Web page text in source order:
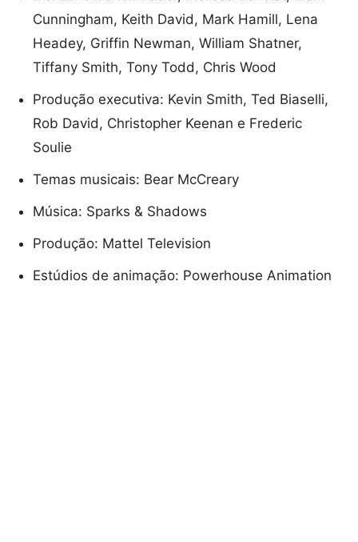
Cunningham, Keith David, Mark Hamill, Lena
Headey, Griffin Newman, William Shatner,
Tiffany Smith, Tony Todd, Chris Wood
Produção executiva: Kevin Smith, Ted Biaselli,
Rob David, Christopher Keenan e Frederic
Soulie
Temas musicais: Bear McCreary
Música: Sparks & Shadows
Produção: Mattel Television
Estúdios de animação: Powerhouse Animation